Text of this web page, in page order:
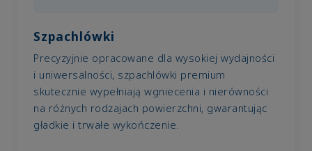
Szpachlówki
Precyzyjnie opracowane dla wysokiej wydajności
i uniwersalności, szpachlówki premium
skutecznie wypełniają wgniecenia i nierówności
na różnych rodzajach powierzchni, gwarantując
gładkie i trwałe wykończenie.